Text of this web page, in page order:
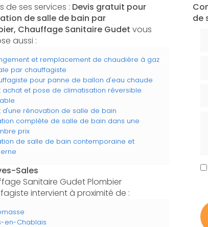
de ses services : Devis gratuit pour
de salle de bain par
Chauffage Sanitaire Gudet vous
aussi :
et remplacement de chaudière à gaz
par chauffagiste
pour panne de ballon d'eau chaude
achat et pose de climatisation réversible
d'une rénovation de salle de bain
complète de salle de bain dans une
prix
de salle de bain contemporaine et
Sales
Sanitaire Gudet Plombier
intervient à proximité de :
en-Chablais
de